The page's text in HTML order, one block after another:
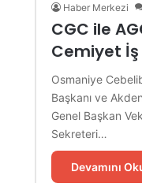
Haber Merkezi
CGC ile
Cemiyet İş
Osmaniye
Başkanı ve
Genel Başkan
Sekreteri…
Devamını